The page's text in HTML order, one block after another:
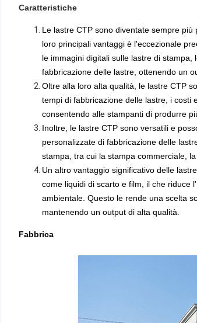
Caratteristiche
Le lastre CTP sono diventate sempre
loro principali vantaggi è l'eccezionale
le immagini digitali sulle lastre di
fabbricazione delle lastre, ottenendo un
Oltre alla loro alta qualità, le lastre CTP
tempi di fabbricazione delle lastre, i costi
consentendo alle stampanti di produrre
Inoltre, le lastre CTP sono versatili e
personalizzate di fabbricazione delle
stampa, tra cui la stampa commerciale,
Un altro vantaggio significativo delle
come liquidi di scarto e film, il che riduce
ambientale. Questo le rende una scelta
mantenendo un output di alta qualità.
Fabbrica